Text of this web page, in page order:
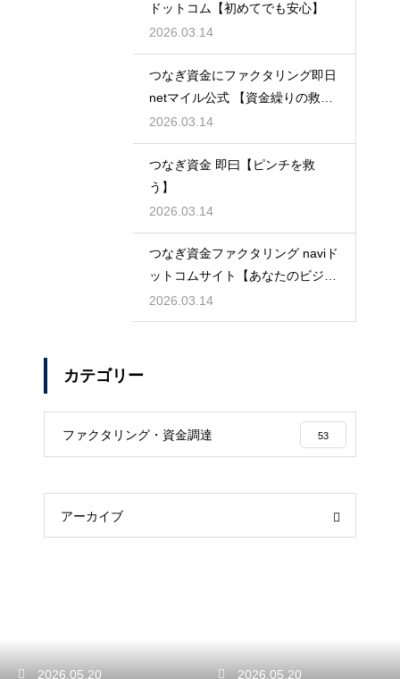
ドットコム【初めてでも安心】
2026.03.14
つなぎ資金にファクタリング即日
netマイル公式 【資金繰りの救世
主】
2026.03.14
つなぎ資金 即曰【ピンチを救
う】
2026.03.14
つなぎ資金ファクタリング naviド
ットコムサイト【あなたのビジネ
スを守る】
2026.03.14
カテゴリー
ファクタリング・資金調達 53
アーカイブ
2026.05.20 2026.05.20